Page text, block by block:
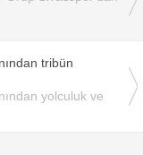
tribün
yolculuk ve